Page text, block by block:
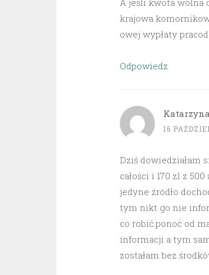
krajowa
owej wypłaty
Odpowiedz
16
Dziś dowiedziałam
całości i 170 zl z
jedyne źródło
tym nikt go nie
co robić.ponoć od
informacji a tym
zostałam bez